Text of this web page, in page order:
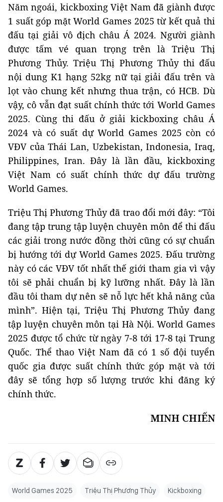
Năm ngoái, kickboxing Việt Nam đã giành được
1 suất góp mặt World Games 2025 từ kết quả thi
đấu tại giải vô địch châu Á 2024. Người giành
được tấm vé quan trọng trên là Triệu Thị
Phương Thủy. Triệu Thị Phương Thủy thi đấu
nội dung K1 hạng 52kg nữ tại giải đấu trên và
lọt vào chung kết nhưng thua trận, có HCB. Dù
vậy, cô vẫn đạt suất chính thức tới World Games
2025. Cùng thi đấu ở giải kickboxing châu Á
2024 và có suất dự World Games 2025 còn có
VĐV của Thái Lan, Uzbekistan, Indonesia, Iraq,
Philippines, Iran. Đây là lần đầu, kickboxing
Việt Nam có suất chính thức dự đấu trường
World Games.
Triệu Thị Phương Thủy đã trao đổi mới đây: “Tôi
đang tập trung tập luyện chuyên môn để thi đấu
các giải trong nước đồng thời cũng có sự chuẩn
bị hướng tới dự World Games 2025. Đấu trường
này có các VĐV tốt nhất thế giới tham gia vì vậy
tôi sẽ phải chuẩn bị kỹ lưỡng nhất. Đây là lần
đầu tôi tham dự nên sẽ nỗ lực hết khả năng của
mình”. Hiện tại, Triệu Thị Phương Thủy đang
tập luyện chuyên môn tại Hà Nội. World Games
2025 được tổ chức từ ngày 7-8 tới 17-8 tại Trung
Quốc. Thể thao Việt Nam đã có 1 số đội tuyển
quốc gia được suất chính thức góp mặt và tới
đây sẽ tổng hợp số lượng trước khi đăng ký
chính thức.
MINH CHIẾN
World Games 2025 Triệu Thị Phương Thủy Kickboxing